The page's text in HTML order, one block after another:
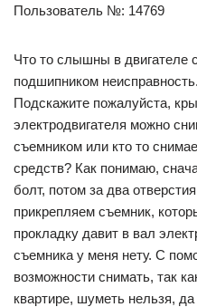
Пользователь №: 14769
Что то слышны в двигателе
подшипником
Подскажите пожалуйста,
электродвигателя можно
съемником или кто то
средств? Как понимаю,
болт, потом за два
прикрепляем съемник,
прокладку давит в вал
съемника у меня нету. С
возможности снимать, так
квартире, шуметь нельзя,